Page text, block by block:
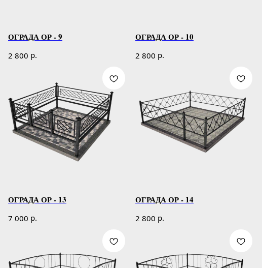
ОГРАДА ОР - 9
2 800 р.
ОГРАДА ОР - 10
2 800 р.
ОГРАДА ОР - 13
7 000 р.
ОГРАДА ОР - 14
2 800 р.